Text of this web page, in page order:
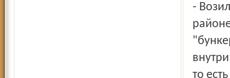
- Возили в одну из приволжских деревень в Угличском
то